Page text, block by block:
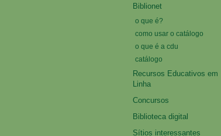
Biblionet
o que é?
como usar o catálogo
o que é a cdu
catálogo
Recursos Educativos em
Linha
Concursos
Biblioteca digital
Sítios interessantes